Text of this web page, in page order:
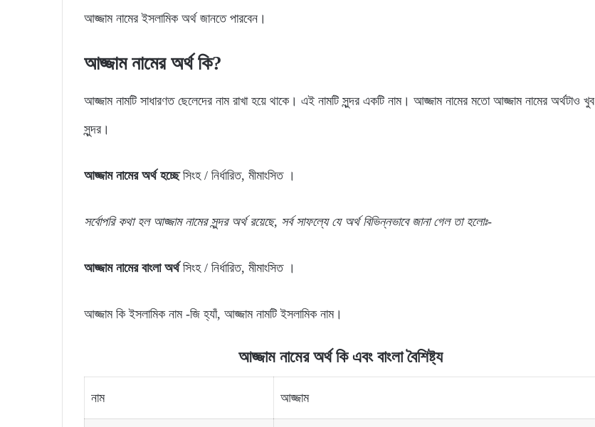
আজ্জাম নামের ইসলামিক অর্থ জানতে পারবেন।
আজ্জাম নামের অর্থ কি?
আজ্জাম নামটি সাধারণত ছেলেদের নাম রাখা হয়ে থাকে। এই নামটি সুন্দর একটি নাম। আজ্জাম নামের মতো আজ্জাম নামের অর্থটাও খুব
সুন্দর।
আজ্জাম নামের অর্থ হচ্ছেসিংহ / নির্ধারিত, মীমাংসিত ।
সর্বোপরি কথা হল আজ্জামনামের সুন্দর অর্থরয়েছে, সর্বসাফল্যেযে অর্থবিভিন্নভাবে জানা গেলতা হলোঃ-
আজ্জাম নামের বাংলা অর্থ সিংহ / নির্ধারিত, মীমাংসিত ।
আজ্জাম কি ইসলামিক নাম -জি হ্যাঁ, আজ্জাম নামটি ইসলামিক নাম।
আজ্জাম নামের অর্থ কি এবং বাংলা বৈশিষ্ট্য
নাম আজ্জাম